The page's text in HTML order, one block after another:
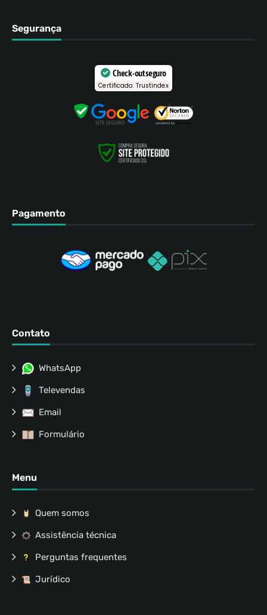
Segurança
Check-out seguro
Certificado: Trustindex
Pagamento
Contato
WhatsApp
Televendas
Email
Formulário
Menu
Quem somos
Assistência técnica
Perguntas frequentes
Jurídico